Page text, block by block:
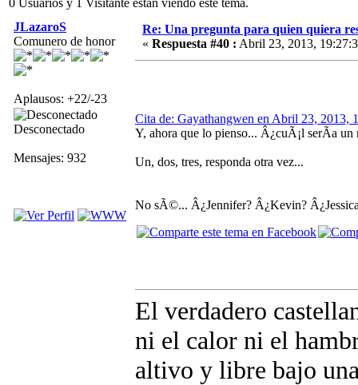
JLazaroS
Comunero de honor
Aplausos: +22/-23
Desconectado
Mensajes: 932
Re: Una pregunta para quien quiera
« Respuesta #40 : Abril 23, 2013,
Cita de: Gayathangwen en Abril 23, 2013,
Y, ahora que lo pienso... Â¿cuÃ¡l serÃ­a
Un, dos, tres, responda otra vez...
No sÃ©... Â¿Jennifer? Â¿Kevin?
El verdadero
ni el calor ni el
altivo y libre bajo